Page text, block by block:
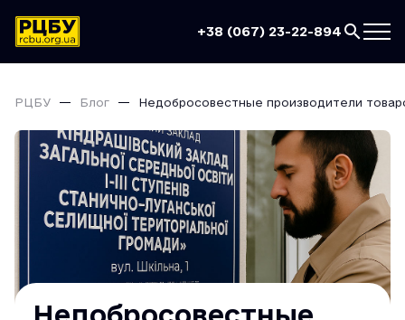
+38 (067) 23-22-894
РЦБУ Блог Недобросовестные производители